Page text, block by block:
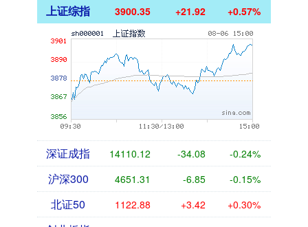
上证综指 3900.35 +21.92 +0.57%
深证成指 14110.12 -34.08 -0.24%
沪深300 4651.31 -6.85 -0.15%
北证50 1122.88 +3.42 +0.30%